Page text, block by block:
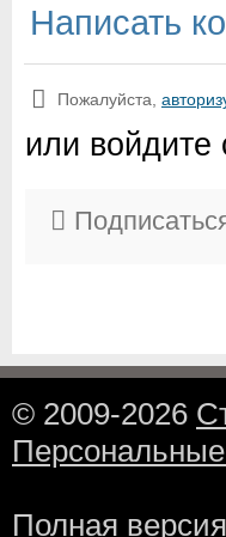
Написать
Пожалуйста,
или
© 2009-2026
Полная версия